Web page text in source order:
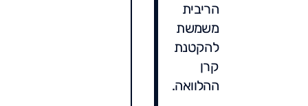
הריבית
משמשת
להקטנת
קרן
ההלוואה.